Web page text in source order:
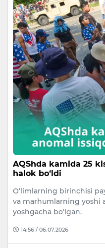
AQShda kamida 25
halok bo‘ldi
O‘limlarning birinchisi
va marhumlarning yoshi
yoshgacha bo‘lgan.
14:56 / 06.07.2026